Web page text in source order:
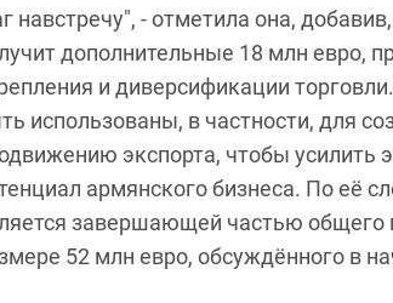
навстречу", - отметила она,
дополнительные 18 млн евро,
и диверсификации
использованы, в частности, для
экспорта, чтобы усилить
армянского бизнеса. По её
завершающей частью общего
52 млн евро, обсуждённого в